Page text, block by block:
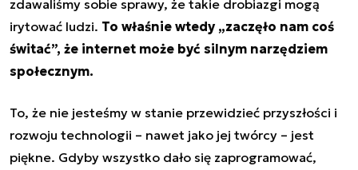
zdawaliśmy sobie sprawy, że takie drobiazgi mogą
irytować ludzi. To właśnie wtedy „zaczęło nam coś
świtać”, że internet może być silnym narzędziem
społecznym.
To, że nie jesteśmy w stanie przewidzieć przyszłości i
rozwoju technologii – nawet jako jej twórcy – jest
piękne. Gdyby wszystko dało się zaprogramować,